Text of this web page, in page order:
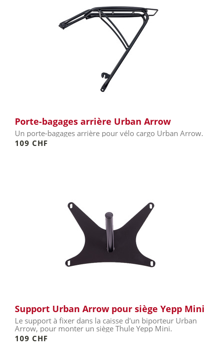
Porte-bagages arrière Urban Arrow
Un porte-bagages arrière pour vélo cargo Urban Arrow.
109 CHF
Support Urban Arrow pour siège Yepp Mini
Le support à fixer dans la caisse d'un biporteur Urban
Arrow, pour monter un siège Thule Yepp Mini.
109 CHF